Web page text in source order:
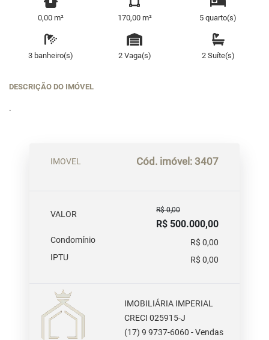
0,00 m² 170,00 m² 5 quarto(s)
3 banheiro(s) 2 Vaga(s) 2 Suíte(s)
DESCRIÇÃO DO IMÓVEL
.
IMOVEL Cód. imóvel: 3407
VALOR R$ 0,00
R$ 500.000,00
Condomínio
R$ 0,00
IPTU
R$ 0,00
IMOBILIÁRIA IMPERIAL
CRECI 025915-J
(17) 9 9737-6060 - Vendas